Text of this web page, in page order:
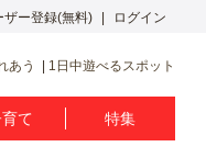
ザー登録(無料) ログイン
あう 1日中遊べるスポット
て 特集